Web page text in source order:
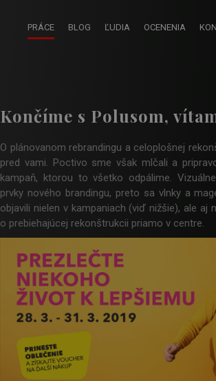
PRÁCE BLOG ĽUDIA OCENENIA
Končíme s Polusom,
O plánovanom rebrandingu a celoplošnej
pred vami. Poctivo sme však mlčali a
kampaň, ktorou to všetko odpálime.
prvky nového brandingu, preto sa vlnky a
objavili nielen v kampaniach (viď nižšie), ale aj
o prebiehajúcej rekonštrukcii priamo v centre.